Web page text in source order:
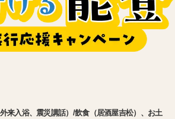
来入浴、震災講話）/飲食（居酒屋吉松）、お土